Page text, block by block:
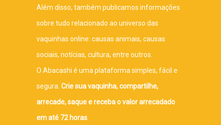
Além disso, também publicamos informações
sobre tudo relacionado ao universo das
vaquinhas online: causas animais, causas
sociais, notícias, cultura, entre outros.
O Abacashi é uma plataforma simples, fácil e
segura. Crie sua vaquinha, compartilhe,
arrecade, saque e receba o valor arrecadado
em até 72 horas